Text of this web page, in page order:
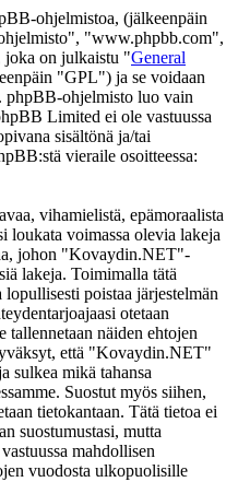
ohjelmistoa, (jälkeenpäin
"www.phpbb.com",
on julkaistu "General
"GPL") ja se voidaan
. phpBB-ohjelmisto luo vain
Limited ei ole vastuussa
sisältönä ja/tai
vieraile osoitteessa:
vihamielistä, epämoraalista
loukata voimassa olevia lakeja
johon "Kovaydin.NET"-
lakeja. Toimimalla tätä
poistaa järjestelmän
otetaan
näiden ehtojen
että "Kovaydin.NET"
sulkea mikä tahansa
Suostut myös siihen,
tietokantaan. Tätä tietoa ei
suostumustasi, mutta
mahdollisen
vuodosta ulkopuolisille